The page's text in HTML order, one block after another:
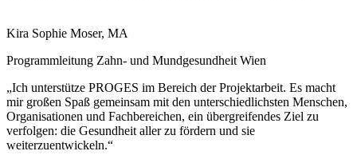
Kira Sophie Moser, MA
Programmleitung Zahn- und Mundgesundheit Wien
„Ich unterstütze PROGES im Bereich der Projektarbeit. Es macht
mir großen Spaß gemeinsam mit den unterschiedlichsten Menschen,
Organisationen und Fachbereichen, ein übergreifendes Ziel zu
verfolgen: die Gesundheit aller zu fördern und sie
weiterzuentwickeln.“